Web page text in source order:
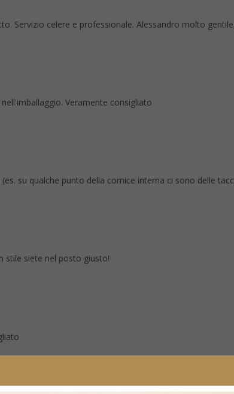
Servizio celere e professionale. Alessandro molto
Veramente consigliato
su qualche punto della cornice interna ci sono delle
stile siete nel posto giusto!